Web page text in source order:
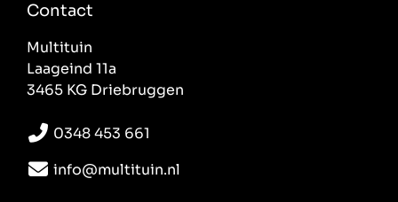
Contact
Multituin
Laageind 11a
3465 KG Driebruggen
0348 453 661
info@multituin.nl